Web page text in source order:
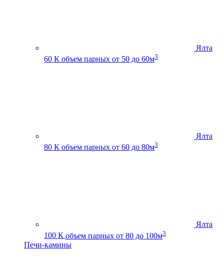
Ялта
60 К объем парных от 50 до 60м3
Ялта
80 К объем парных от 60 до 80м3
Ялта
100 К объем парных от 80 до 100м3
Печи-камины